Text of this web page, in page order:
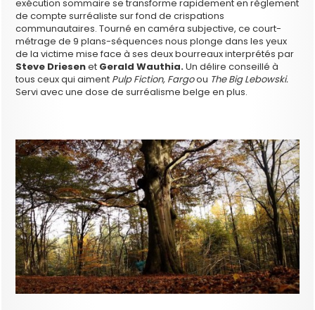
exécution sommaire se transforme rapidement en règlement
de compte surréaliste sur fond de crispations
communautaires. Tourné en caméra subjective, ce court-
métrage de 9 plans-séquences nous plonge dans les yeux
de la victime mise face à ses deux bourreaux interprétés par
Steve Driesenet Gerald Wauthia.Un délire conseillé à
tous ceux qui aiment Pulp Fiction, Fargoou The Big Lebowski.
Servi avec une dose de surréalisme belge en plus.